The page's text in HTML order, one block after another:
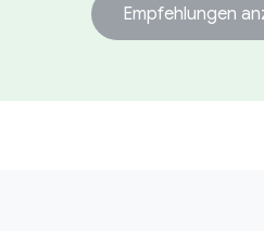
Empfehlungen